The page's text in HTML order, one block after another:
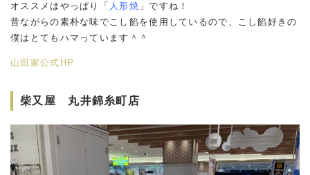
オススメはやっぱり「 人形焼 」ですね！
昔ながらの素朴な味でこし餡を使用しているので、こし餡好きの
僕はとてもハマっています＾＾
山田家公式HP
柴又屋 丸井錦糸町店